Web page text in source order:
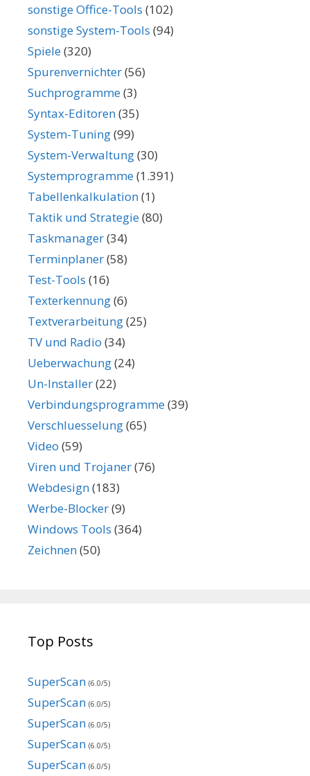
sonstige Office-Tools (102)
sonstige System-Tools (94)
Spiele(320)
Spurenvernichter(56)
Suchprogramme(3)
Syntax-Editoren(35)
System-Tuning(99)
System-Verwaltung(30)
Systemprogramme(1.391)
Tabellenkalkulation(1)
Taktik und Strategie(80)
Taskmanager(34)
Terminplaner(58)
Test-Tools (16)
Texterkennung(6)
Textverarbeitung(25)
TV und Radio (34)
Ueberwachung(24)
Un-Installer(22)
Verbindungsprogramme(39)
Verschluesselung(65)
Video (59)
Viren und Trojaner(76)
Webdesign(183)
Werbe-Blocker(9)
Windows Tools (364)
Zeichnen(50)
Top Posts
SuperScan (6.0/5)
SuperScan (6.0/5)
SuperScan (6.0/5)
SuperScan (6.0/5)
SuperScan (6.0/5)